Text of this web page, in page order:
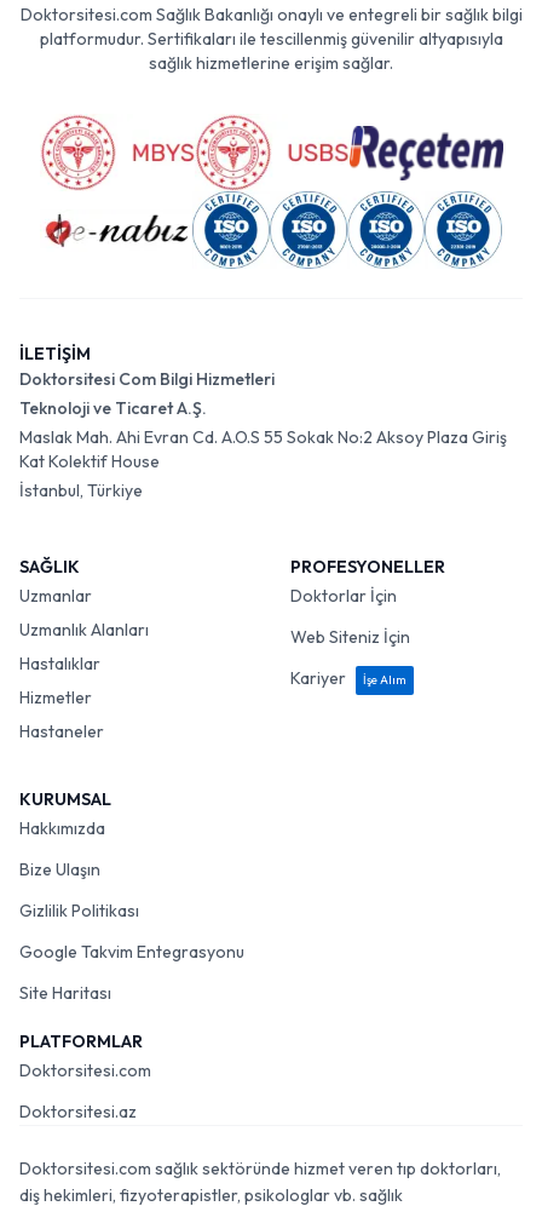
Doktorsitesi.com Sağlık Bakanlığı onaylı ve entegreli bir sağlık bilgi
platformudur. Sertifikaları ile tescillenmiş güvenilir altyapısıyla
sağlık hizmetlerine erişim sağlar.
İLETİŞİM
Doktorsitesi Com Bilgi Hizmetleri
Teknoloji ve Ticaret A.Ş.
Maslak Mah. Ahi Evran Cd. A.O.S 55 Sokak No:2 Aksoy Plaza Giriş
Kat Kolektif House
İstanbul, Türkiye
SAĞLIK
Uzmanlar
Uzmanlık Alanları
Hastalıklar
Hizmetler
Hastaneler
PROFESYONELLER
Doktorlar İçin
Web Siteniz İçin
Kariyer
İşe Alım
KURUMSAL
Hakkımızda
Bize Ulaşın
Gizlilik Politikası
Google Takvim Entegrasyonu
Site Haritası
PLATFORMLAR
Doktorsitesi.com
Doktorsitesi.az
Doktorsitesi.com sağlık sektöründe hizmet veren tıp doktorları,
diş hekimleri, fizyoterapistler, psikologlar vb. sağlık